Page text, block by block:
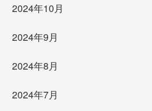
2024年10月
2024年9月
2024年8月
2024年7月